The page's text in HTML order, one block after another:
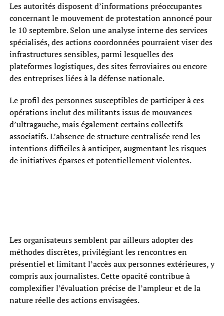
Les autorités disposent d’informations préoccupantes
concernant le mouvement de protestation annoncé pour
le 10 septembre. Selon une analyse interne des services
spécialisés, des actions coordonnées pourraient viser des
infrastructures sensibles, parmi lesquelles des
plateformes logistiques, des sites ferroviaires ou encore
des entreprises liées à la défense nationale.
Le profil des personnes susceptibles de participer à ces
opérations inclut des militants issus de mouvances
d’ultragauche, mais également certains collectifs
associatifs. L’absence de structure centralisée rend les
intentions difficiles à anticiper, augmentant les risques
de initiatives éparses et potentiellement violentes.
Les organisateurs semblent par ailleurs adopter des
méthodes discrètes, privilégiant les rencontres en
présentiel et limitant l’accès aux personnes extérieures, y
compris aux journalistes. Cette opacité contribue à
complexifier l’évaluation précise de l’ampleur et de la
nature réelle des actions envisagées.